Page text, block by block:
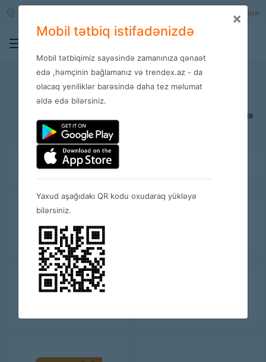
Регистрация
Магазины
Испания
Bütün kateqoriyalar
×
Mobil tətbiq istifadənizdə
Mobil tətbiqimiz sayəsində zamanınıza qənaət
edə ,həmçinin bağlamanız və trendex.az - da
olacaq yeniliklər barəsində daha tez məlumat
əldə edə bilərsiniz.
Yaxud aşağıdakı QR kodu oxudaraq yükləyə
bilərsiniz.